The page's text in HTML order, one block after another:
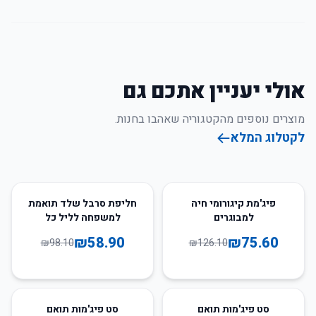
אולי יעניין אתכם גם
מוצרים נוספים מהקטגוריה שאהבו בחנות.
לקטלוג המלא
פיג'מת קיגורומי חיה
למבוגרים
₪75.60
₪126.10
40%חליפת סרבל שלד תואמת
למשפחה לליל כל
₪58.90
₪98.10
סט פיג'מות תואם
סט פיג'מות תואם